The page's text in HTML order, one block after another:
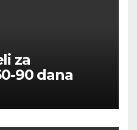
za
90 dana